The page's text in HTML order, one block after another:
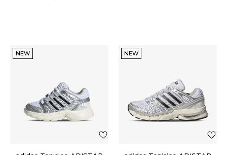
NEW NEW